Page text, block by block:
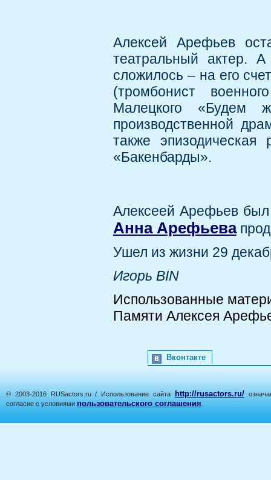
Алексей Арефьев
театральный актер.
сложилось – на его
(тромбонист
Малецкого «Будем
производственной
также
«Бакенбарды».
Алексеей Арефьев
Анна Арефьева
Ушел из жизни 29
Игорь BIN
Использованные
Памяти Алексея
Вконтакте
© 2003-2016 RUSactors.ru / Использование сайта http://rusactors.ru/
согласие с условиями пользовательского соглашения